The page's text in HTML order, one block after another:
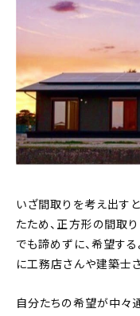
いざ間取りを考え出す
たため、正方形の間取
でも諦めずに、希望す
に工務店さんや建築士
自分たちの希望が中々